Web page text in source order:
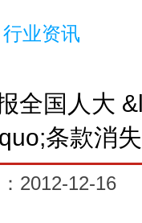
行业资讯
全国人大
条款消失
2012-12-16